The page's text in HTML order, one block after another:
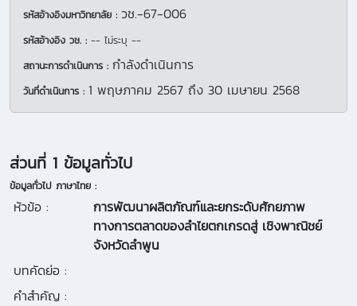
รหัสอ้างอิงมหาวิทยาลัย : วช.-67-006
รหัสอ้างอิง วช. : -- ไม่ระบุ --
สถานะการดำเนินการ : กำลังดำเนินการ
วันที่ดำเนินการ : 1 พฤษภาคม 2567 ถึง 30 เมษายน 2568
ส่วนที่ 1 ข้อมูลทั่วไป
ข้อมูลทั่วไป ภาษาไทย :
หัวข้อ :
การพัฒนาผลิตภัณฑ์และยกระดับศักยภาพ
ทางการตลาดของลำไยตกเกรดสู่ เชิงพาณิชย์
จังหวัดลำพูน
บทคัดย่อ :
คำสำคัญ :